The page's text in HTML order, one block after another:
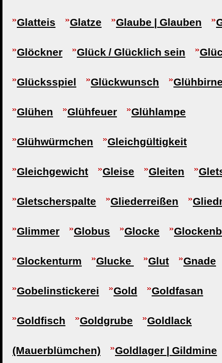
Glatteis Glatze Glaube | Glauben
Glöckner Glück / Glücklich sein
Glücksspiel Glückwunsch
Glühen Glühfeuer Glühlampe
Glühwürmchen Gleichgültigkeit
Gleichgewicht Gleise Gleiten
Gletscherspalte Gliederreißen
Glimmer Globus Glocke
Glockenturm Glucke Glut Gnade
Gobelinstickerei Gold Goldfasan
Goldfisch Goldgrube Goldlack
(Mauerblümchen) Goldlager | Gildmine